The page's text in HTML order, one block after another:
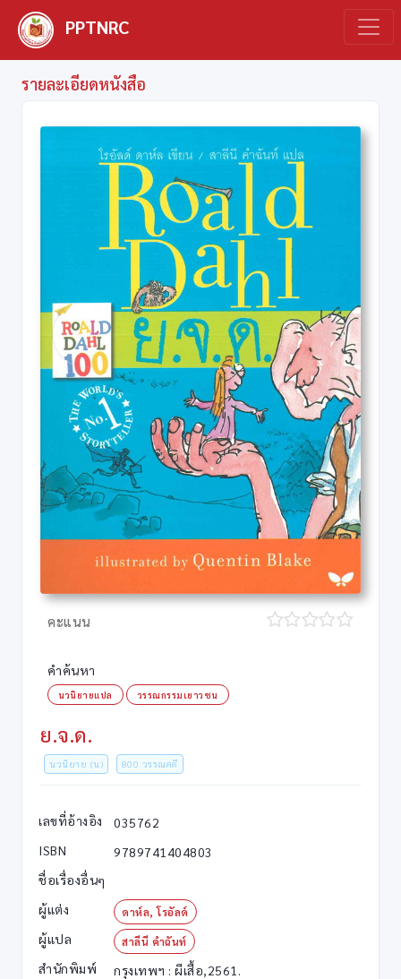
PPTNRC
รายละเอียดหนังสือ
คะแนน
คำค้นหา
นวนิยายแปล วรรณกรรมเยาวชน
ย.จ.ด.
นวนิยาย (น) 800 วรรณคดี
เลขที่อ้างอิง
035762
ISBN
9789741404803
ชื่อเรื่องอื่นๆ
ผู้แต่ง
ดาห์ล, โรอัลด์
ผู้แปล สาลีนี คำฉันท์
สำนักพิมพ์
กรุงเทพฯ : ผีเสื้อ,2561.